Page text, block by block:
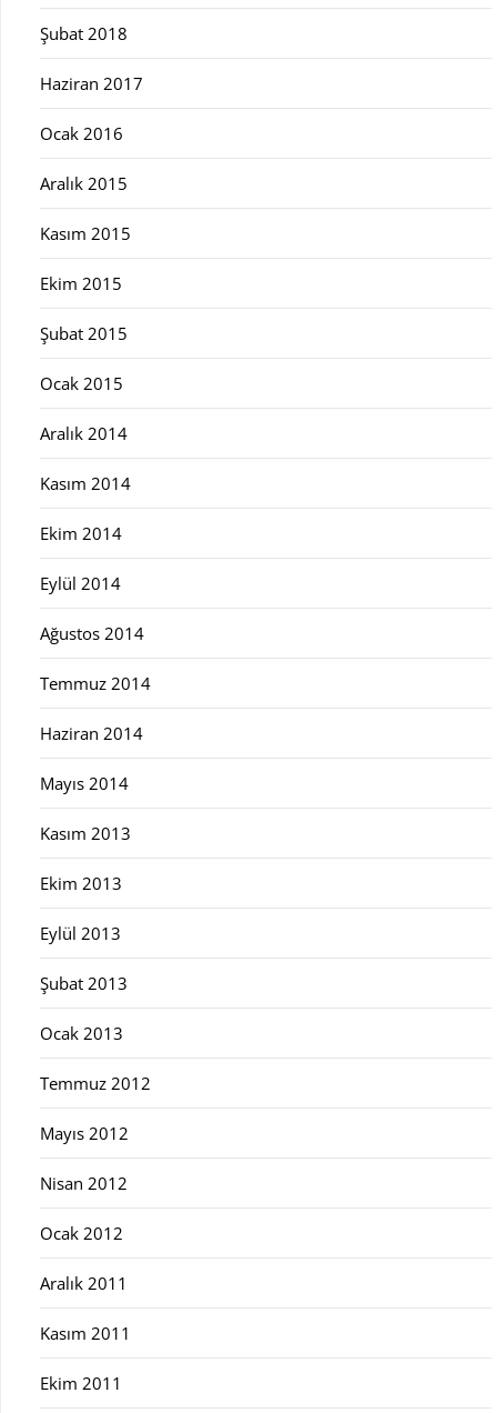
Şubat 2018
Haziran 2017
Ocak 2016
Aralık 2015
Kasım 2015
Ekim 2015
Şubat 2015
Ocak 2015
Aralık 2014
Kasım 2014
Ekim 2014
Eylül 2014
Ağustos 2014
Temmuz 2014
Haziran 2014
Mayıs 2014
Kasım 2013
Ekim 2013
Eylül 2013
Şubat 2013
Ocak 2013
Temmuz 2012
Mayıs 2012
Nisan 2012
Ocak 2012
Aralık 2011
Kasım 2011
Ekim 2011